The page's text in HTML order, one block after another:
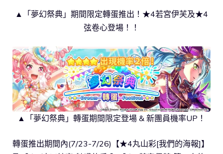
▲「夢幻祭典」期間限定轉蛋推出！★4若宮伊芙及★4
弦卷心登場！！
▲「夢幻祭典」轉蛋期間限定登場 & 新團員機率UP！
轉蛋推出期間內(7/23-7/26)【★4丸山彩[我們的海報]】